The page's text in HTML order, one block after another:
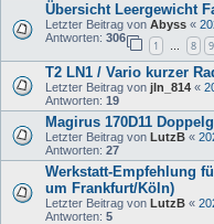
Übersicht Leergewicht
Letzter Beitrag von Abyss «
Antworten: 306
1 … 8 9
T2 LN1 / Vario kurzer
Letzter Beitrag von jln_814 «
Antworten: 19
Magirus 170D11
Letzter Beitrag von LutzB «
Antworten: 27
Werkstatt-Empfehlung
um Frankfurt/Köln)
Letzter Beitrag von LutzB «
Antworten: 5